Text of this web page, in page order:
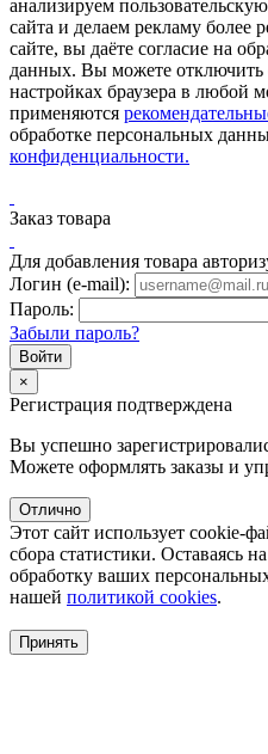
анализируем
сайта и делаем рекламу более
сайте, вы даёте согласие на
данных. Вы можете отключить
настройках браузера в любой
применяются
обработке персональных
конфиденциальности.
Заказ товара
Для добавления товара
Логин (e-mail):
Пароль:
Забыли пароль?
×
Регистрация подтверждена
Вы успешно
Можете оформлять заказы и
Отлично
Этот сайт использует cookie-
сбора статистики. Оставаясь
обработку ваших
нашей политикой cookies.
Принять